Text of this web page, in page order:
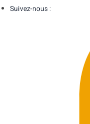
Suivez-nous :